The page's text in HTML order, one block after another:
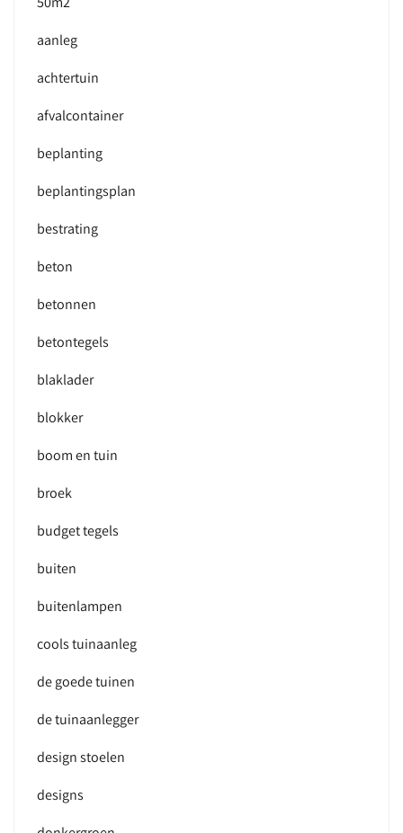
aanleg
achtertuin
afvalcontainer
beplanting
beplantingsplan
bestrating
beton
betonnen
betontegels
blaklader
blokker
boom en tuin
broek
budget tegels
buiten
buitenlampen
cools tuinaanleg
de goede tuinen
de tuinaanlegger
design stoelen
designs